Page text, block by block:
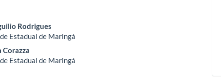
Rodrigues
Estadual de Maringá
Corazza
Estadual de Maringá